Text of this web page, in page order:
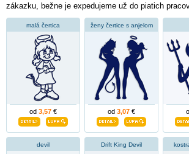
zákazku, bežne je expedujeme už do piatich
malá čertica
od 3,57 €
ženy čertice s anjelom
od 3,07 €
devil Drift King Devil